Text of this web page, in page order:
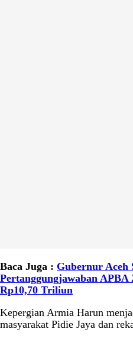
Baca Juga : Gubernur Aceh
Pertanggungjawaban APBA
Rp10,70 Triliun
Kepergian Armia Harun
masyarakat Pidie Jaya dan